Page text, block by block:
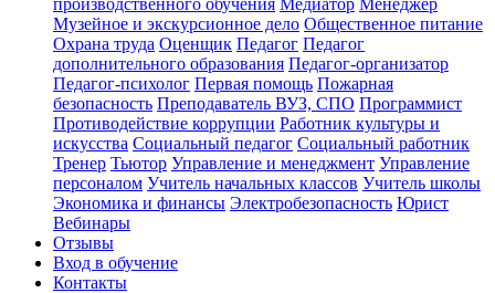
производственного обучения Медиатор Менеджер
Музейное и экскурсионное дело Общественное питание
Охрана труда Оценщик Педагог Педагог
дополнительного образования Педагог-организатор
Педагог-психолог Первая помощь Пожарная
безопасность Преподаватель ВУЗ, СПО Программист
Противодействие коррупции Работник культуры и
искусства Социальный педагог Социальный работник
Тренер Тьютор Управление и менеджмент Управление
персоналом Учитель начальных классов Учитель школы
Экономика и финансы Электробезопасность Юрист
Вебинары
Отзывы
Вход в обучение
Контакты